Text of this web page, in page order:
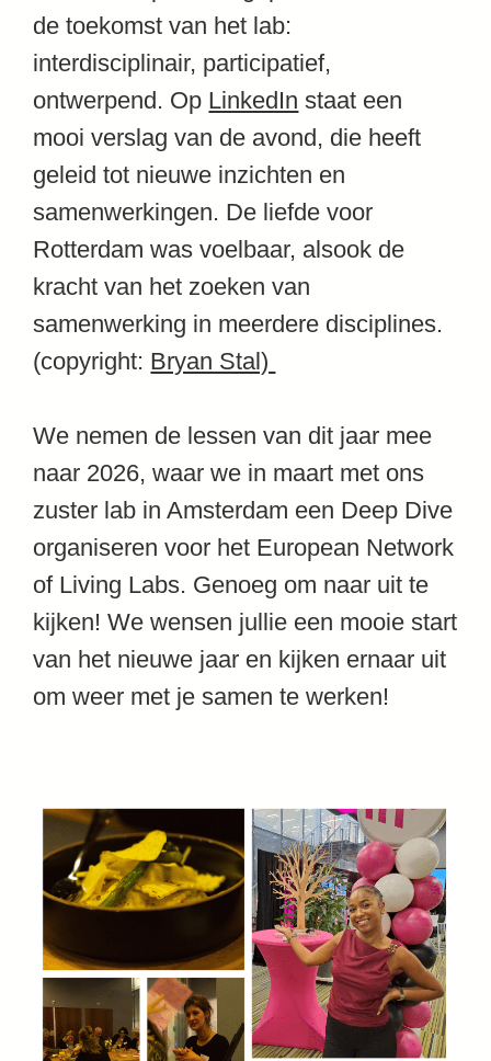
de toekomst van het lab:
interdisciplinair, participatief,
ontwerpend. Op LinkedIn staat een
mooi verslag van de avond, die heeft
geleid tot nieuwe inzichten en
samenwerkingen. De liefde voor
Rotterdam was voelbaar, alsook de
kracht van het zoeken van
samenwerking in meerdere disciplines.
(copyright: Bryan Stal)
We nemen de lessen van dit jaar mee
naar 2026, waar we in maart met ons
zuster lab in Amsterdam een Deep Dive
organiseren voor het European Network
of Living Labs. Genoeg om naar uit te
kijken! We wensen jullie een mooie start
van het nieuwe jaar en kijken ernaar uit
om weer met je samen te werken!